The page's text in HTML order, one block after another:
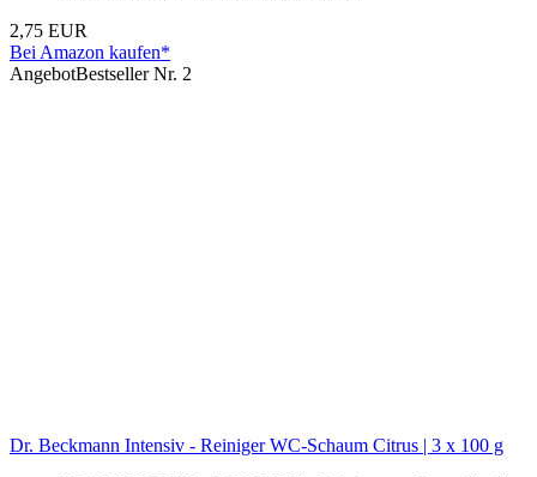
2,75 EUR
Bei Amazon kaufen*
AngebotBestseller Nr. 2
Dr. Beckmann Intensiv - Reiniger WC-Schaum Citrus | 3 x 100 g